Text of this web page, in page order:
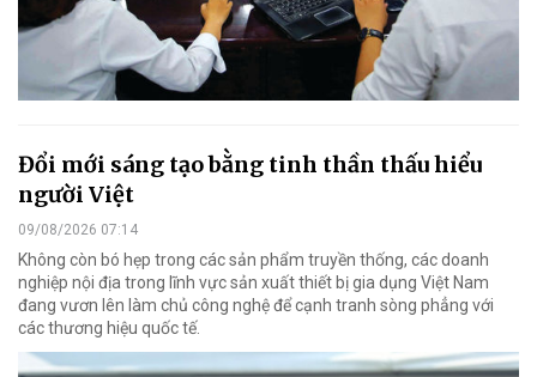
Đổi mới sáng tạo bằng tinh thần thấu hiểu
người Việt
09/08/2026 07:14
Không còn bó hẹp trong các sản phẩm truyền thống, các doanh
nghiệp nội địa trong lĩnh vực sản xuất thiết bị gia dụng Việt Nam
đang vươn lên làm chủ công nghệ để cạnh tranh sòng phẳng với
các thương hiệu quốc tế.